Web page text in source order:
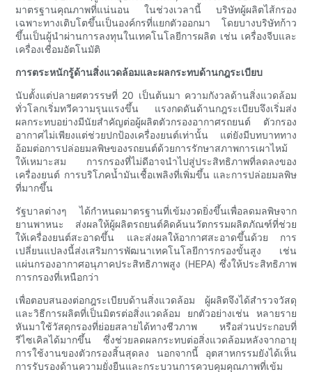
มาตรฐานคุณภาพที่แน่นอน ในช่วงเวลานี้ บริษัทผู้ผลิตไส้กรอง
เฉพาะทางเติบโตขึ้นเป็นองค์กรที่แยกตัวออกมา โดยบางบริษัทก้าว
ขึ้นเป็นผู้นำผ่านการลงทุนในเทคโนโลยีการผลิต เช่น เครื่องจีบและ
เครื่องเชื่อมอัตโนมัติ
การตระหนักรู้ด้านสิ่งแวดล้อมและผลกระทบด้านกฎระเบียบ
นับตั้งแต่ปลายศตวรรษที่ 20 เป็นต้นมา ความกังวลด้านสิ่งแวดล้อม
ทั่วโลกเริ่มทวีความรุนแรงขึ้น แรงกดดันด้านกฎระเบียบจึงเริ่มส่ง
ผลกระทบอย่างมีนัยสำคัญต่อผู้ผลิตตัวกรองอากาศรถยนต์ ตัวกรอง
อากาศไม่เพียงแต่ช่วยปกป้องเครื่องยนต์เท่านั้น แต่ยังมีบทบาททาง
อ้อมต่อการปล่อยมลพิษของรถยนต์ด้วยการรักษาสภาพการเผาไหม้
ให้เหมาะสม การกรองที่ไม่ดีอาจนำไปสู่ประสิทธิภาพที่ลดลงของ
เครื่องยนต์ การบริโภคน้ำมันเชื้อเพลิงที่เพิ่มขึ้น และการปล่อยมลพิษ
ที่มากขึ้น
รัฐบาลต่างๆ ได้กำหนดมาตรฐานที่เข้มงวดยิ่งขึ้นเพื่อลดมลพิษจาก
ยานพาหนะ ส่งผลให้ผู้ผลิตรถยนต์คิดค้นนวัตกรรมผลิตภัณฑ์ที่ช่วย
ให้เครื่องยนต์สะอาดขึ้น และส่งผลให้อากาศสะอาดขึ้นด้วย การ
เปลี่ยนแปลงนี้ส่งเสริมการพัฒนาเทคโนโลยีการกรองขั้นสูง เช่น
แผ่นกรองอากาศอนุภาคประสิทธิภาพสูง (HEPA) ซึ่งให้ประสิทธิภาพ
การกรองที่เหนือกว่า
เพื่อตอบสนองต่อกฎระเบียบด้านสิ่งแวดล้อม ผู้ผลิตจึงได้สำรวจวัสดุ
และวิธีการผลิตที่เป็นมิตรต่อสิ่งแวดล้อม ยกตัวอย่างเช่น หลายราย
หันมาใช้วัสดุกรองที่ย่อยสลายได้ทางชีวภาพ หรือส่วนประกอบที่
รีไซเคิลได้มากขึ้น ซึ่งช่วยลดผลกระทบต่อสิ่งแวดล้อมหลังจากอายุ
การใช้งานของตัวกรองสิ้นสุดลง นอกจากนี้ อุตสาหกรรมยังได้เห็น
การรับรองด้านความยั่งยืนและกระบวนการควบคุมคุณภาพที่เข้ม